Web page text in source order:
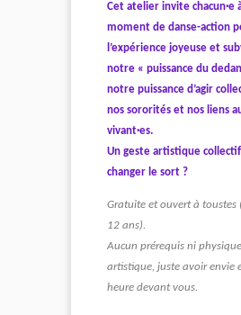
Cet atelier invite chacun·e
moment de danse-action
l’expérience joyeuse et
notre « puissance du
notre puissance d’agir
nos sororités et nos liens
vivant·es.
Un geste artistique
changer le sort ?
Gratuite et ouvert à toustes
12 ans).
Aucun prérequis ni
artistique, juste avoir envie
heure devant vous.